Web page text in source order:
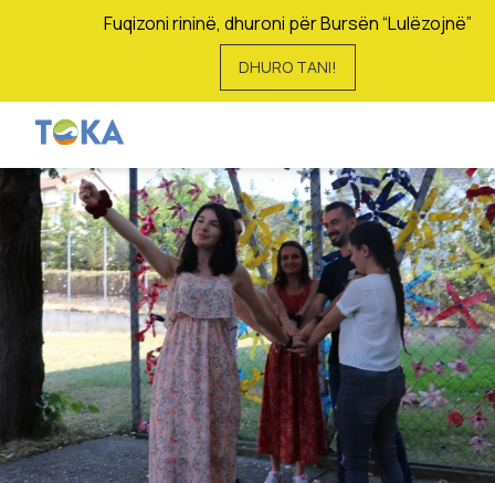
Fuqizoni rininë, dhuroni për Bursën “Lulëzojnë”
DHURO TANI!